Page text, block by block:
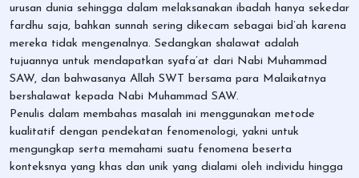
urusan dunia sehingga dalam melaksanakan ibadah hanya sekedar
fardhu saja, bahkan sunnah sering dikecam sebagai bid’ah karena
mereka tidak mengenalnya. Sedangkan shalawat adalah
tujuannya untuk mendapatkan syafa’at dari Nabi Muhammad
SAW, dan bahwasanya Allah SWT bersama para Malaikatnya
bershalawat kepada Nabi Muhammad SAW.
Penulis dalam membahas masalah ini menggunakan metode
kualitatif dengan pendekatan fenomenologi, yakni untuk
mengungkap serta memahami suatu fenomena beserta
konteksnya yang khas dan unik yang dialami oleh individu hingga